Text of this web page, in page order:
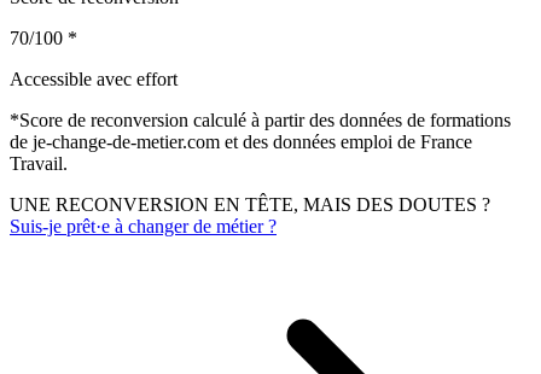
70/100 *
Accessible avec effort
*Score de reconversion calculé à partir des données de formations
de je-change-de-metier.com et des données emploi de France
Travail.
UNE RECONVERSION EN TÊTE, MAIS DES DOUTES ?
Suis-je prêt·e à changer de métier ?